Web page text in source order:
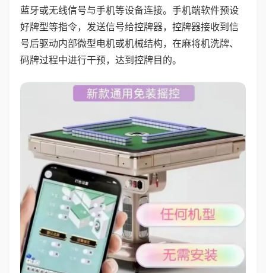
蓝牙或无线信号与手机等设备连接。手机端软件预设
好牌型等指令，发送信号给控牌器，控牌器接收到信
号后驱动内部微型电机或机械结构，在麻将机洗牌、
码牌过程中进行干预，达到控牌目的。